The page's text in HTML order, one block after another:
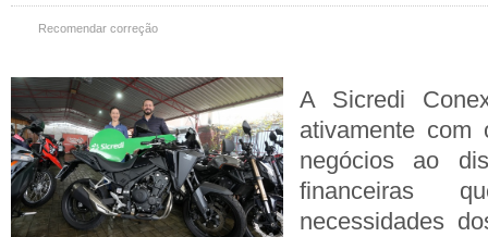
Recomendar correção
A Sicredi
ativamente com
negócios ao
financeiras
necessidades